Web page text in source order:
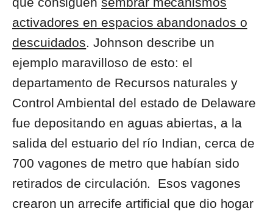
activadores en espacios abandonados o
descuidados. Johnson describe un
ejemplo maravilloso de esto: el
departamento de Recursos naturales y
Control Ambiental del estado de Delaware
fue depositando en aguas abiertas, a la
salida del estuario del río Indian, cerca de
700 vagones de metro que habían sido
retirados de circulación. Esos vagones
crearon un arrecife artificial que dio hogar